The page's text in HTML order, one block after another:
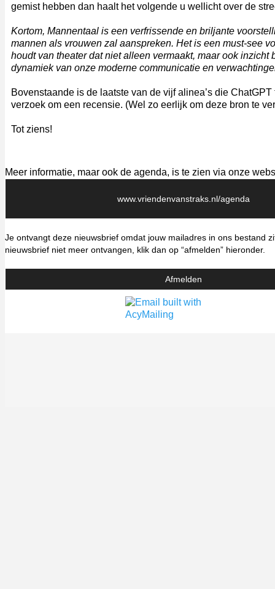
gemist hebben dan haalt het volgende u wellicht over de
Kortom, Mannentaal is een verfrissende en briljante
mannen als vrouwen zal aanspreken. Het is een must-see
houdt van theater dat niet alleen vermaakt, maar ook inzicht
dynamiek van onze moderne communicatie en
Bovenstaande is de laatste van de vijf alinea’s die ChatGPT
verzoek om een recensie. (Wel zo eerlijk om deze bron te
Tot ziens!
Meer informatie, maar ook de agenda, is te zien via onze
www.vriendenvanstraks.nl/agenda
Je ontvangt deze nieuwsbrief omdat jouw mailadres in ons bestand
nieuwsbrief niet meer ontvangen, klik dan op “afmelden” hieronder.
Afmelden